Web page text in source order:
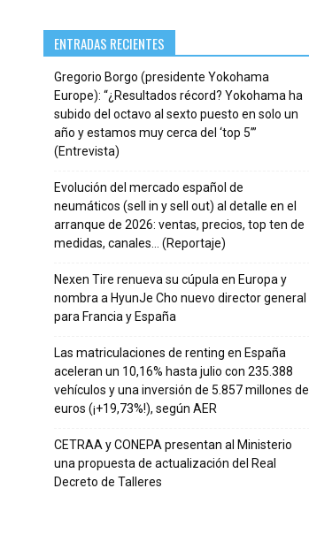
ENTRADAS RECIENTES
Gregorio Borgo (presidente Yokohama
Europe): “¿Resultados récord? Yokohama ha
subido del octavo al sexto puesto en solo un
año y estamos muy cerca del ‘top 5’”
(Entrevista)
Evolución del mercado español de
neumáticos (sell in y sell out) al detalle en el
arranque de 2026: ventas, precios, top ten de
medidas, canales… (Reportaje)
Nexen Tire renueva su cúpula en Europa y
nombra a HyunJe Cho nuevo director general
para Francia y España
Las matriculaciones de renting en España
aceleran un 10,16% hasta julio con 235.388
vehículos y una inversión de 5.857 millones de
euros (¡+19,73%!), según AER
CETRAA y CONEPA presentan al Ministerio
una propuesta de actualización del Real
Decreto de Talleres